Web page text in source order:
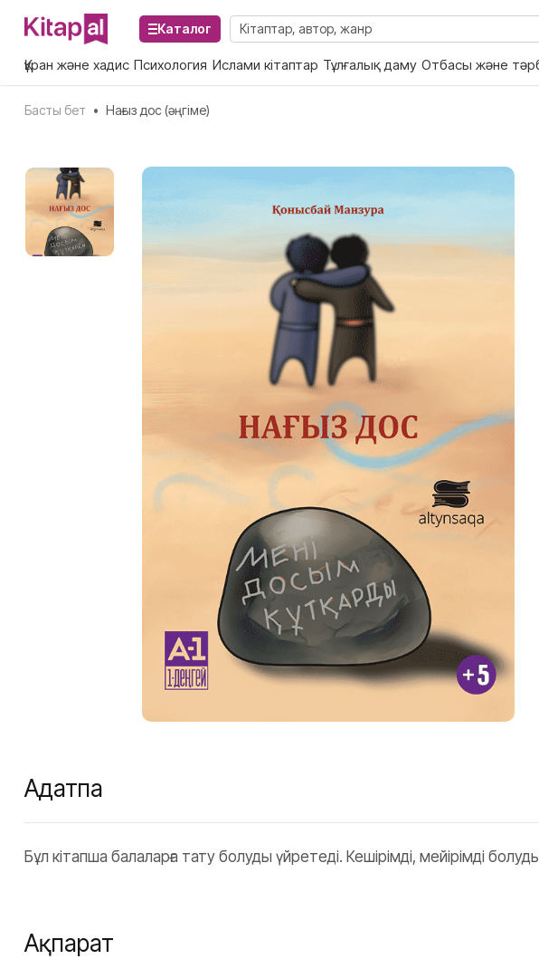
Каталог
Құран және хадис Психология Ислами кітаптар Тұлғалық даму Отбасы және
Басты бет • Нағыз дос (әңгіме)
Аңдатпа
Бұл кітапша балаларға тату болуды үйретеді. Кешірімді, мейірімді
Ақпарат